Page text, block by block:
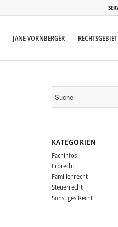
JANE VORNBERGER
KATEGORIEN
Fachinfos
Erbrecht
Familienrecht
Steuerrecht
Sonstiges Recht